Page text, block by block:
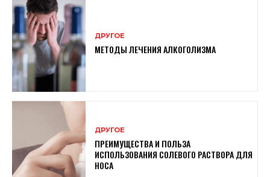
ДРУГОЕ
МЕТОДЫ ЛЕЧЕНИЯ АЛКОГОЛИЗМА
ДРУГОЕ
ПРЕИМУЩЕСТВА И ПОЛЬЗА
ИСПОЛЬЗОВАНИЯ СОЛЕВОГО РАСТВОРА ДЛЯ
НОСА